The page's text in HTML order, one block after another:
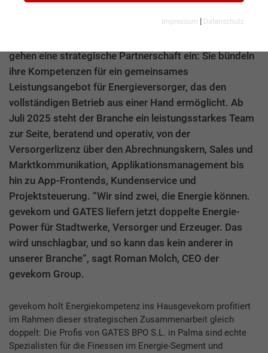
Der Dresdner Contact-Center-Dienstleister gevekom
gehen eine strategische Partnerschaft ein: Sie bündeln
ihre Kompetenzen für ein gemeinsames
Leistungsangebot für Energieversorger, das den
vollständigen Betrieb aus einer Hand ermöglicht. Ab
Juli 2025 steht der Branche ein leistungsstarkes Team
zur Seite, beratend und operativ, von der
Versorgerlizenz über den Abrechnungskern, Sales und
Marktkommunikation, Applikationsmanagement bis
hin zu App-Frontends, Kundenservice und
Projektsteuerung. “Wir sind zwei, die Energie können.
gevekom und GATES liefern jetzt doppelte Energie-
Power für Stadtwerke, Versorger und Erzeuger. Das
wird unschlagbar, und so kann das kein anderer in
unserer Branche“, sagt Roman Molch, CEO der
gevekom Group.
gevekom holt Energiekompetenz ins Hausgevekom profitiert
im Rahmen dieser strategischen Zusammenarbeit gleich
doppelt: Die Profis von GATES BPO S.L. in Palma sind echte
Spezialisten für die Finessen im Energie-Segment und
Impressum | Datenschutz